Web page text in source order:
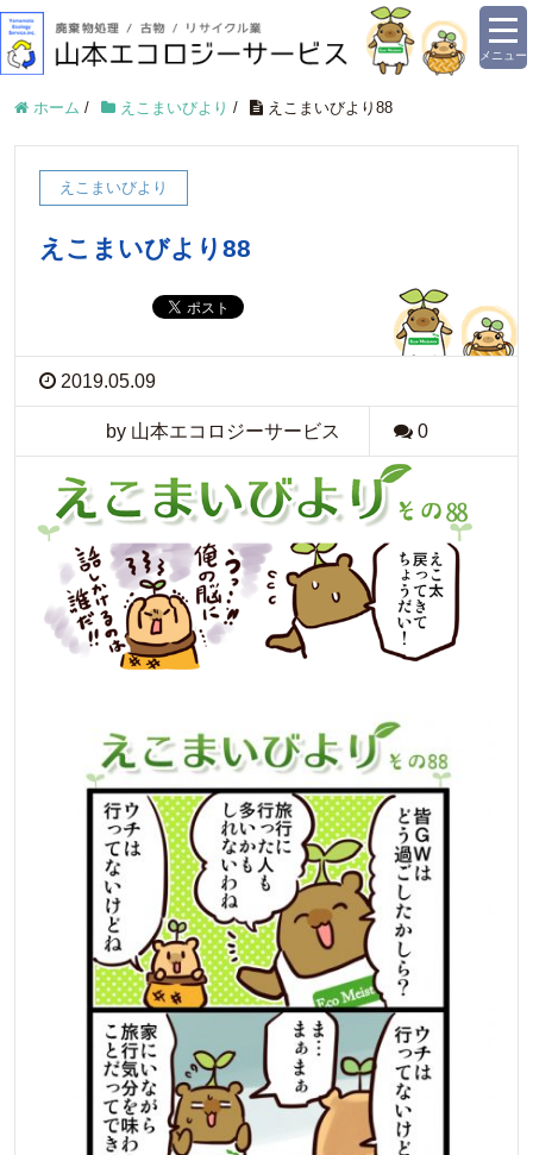
メニュー
ホーム / えこまいびより / えこまいびより88
えこまいびより
えこまいびより88
2019.05.09
by 山本エコロジーサービス 0